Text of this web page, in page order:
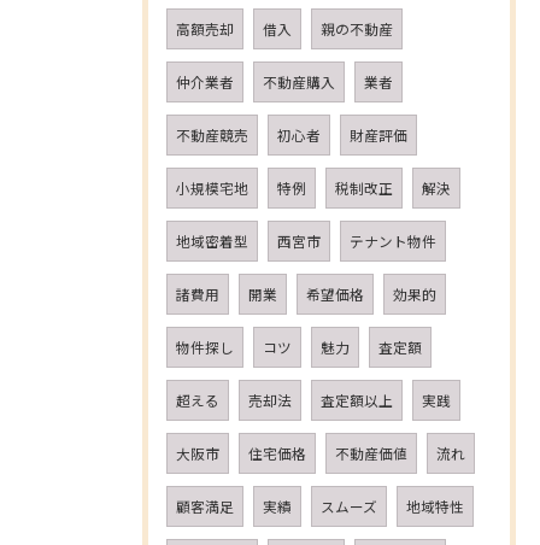
高額売却 借入 親の不動産
仲介業者 不動産購入 業者
不動産競売 初心者 財産評価
小規模宅地 特例 税制改正 解決
地域密着型 西宮市 テナント物件
諸費用 開業 希望価格 効果的
物件探し コツ 魅力 査定額
超える 売却法 査定額以上 実践
大阪市 住宅価格 不動産価値 流れ
顧客満足 実績 スムーズ 地域特性